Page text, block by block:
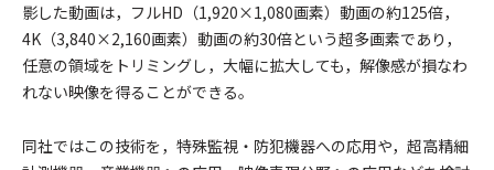
影した動画は，フルHD（1,920×1,080画素）動画の約125倍，
4K（3,840×2,160画素）動画の約30倍という超多画素であり，
任意の領域をトリミングし，大幅に拡大しても，解像感が損なわ
れない映像を得ることができる。
同社ではこの技術を，特殊監視・防犯機器への応用や，超高精細